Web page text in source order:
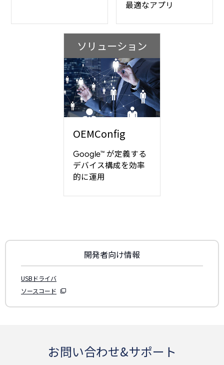
最適なアプリ
ソリューション
OEMConfig
Google™ が定義する
デバイス構成を効率
的に運用
開発者向け情報
USBドライバ
ソースコード
お問い合わせ&サポート